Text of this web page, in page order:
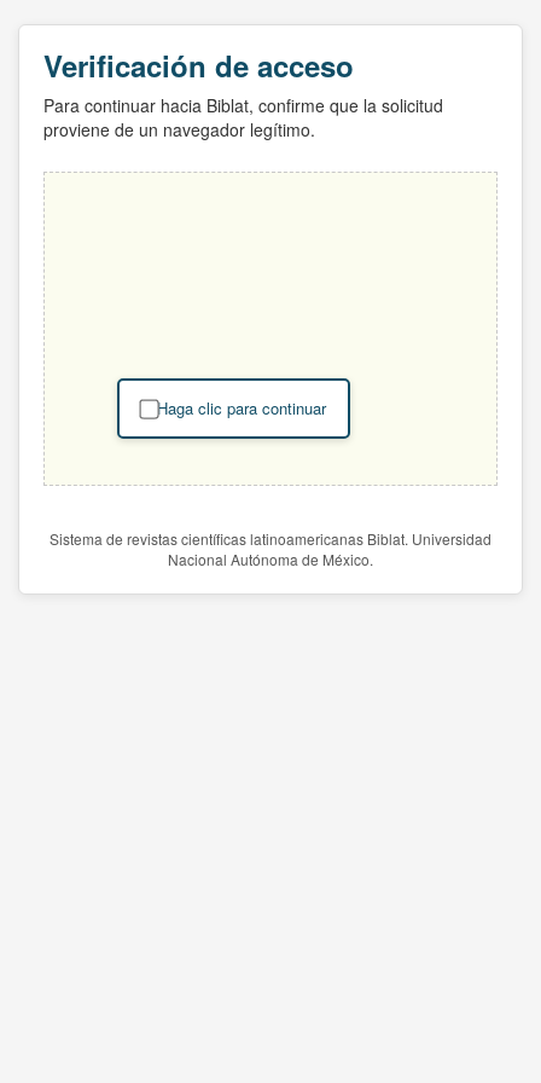
Verificación de acceso
Para continuar hacia Biblat, confirme que la solicitud
proviene de un navegador legítimo.
Haga clic para continuar
Sistema de revistas científicas latinoamericanas Biblat. Universidad
Nacional Autónoma de México.